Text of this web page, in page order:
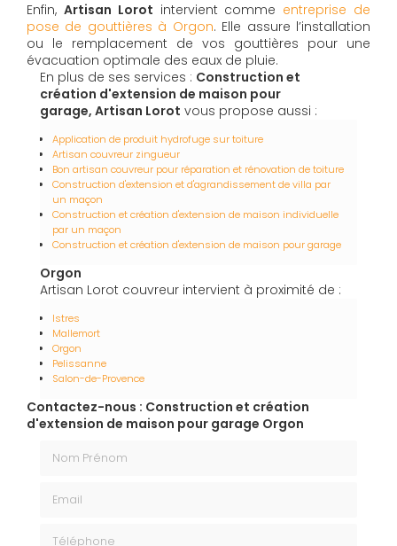
Enfin, Artisan Lorot intervient comme entreprise de
pose de gouttières à Orgon. Elle assure l’installation
ou le remplacement de vos gouttières pour une
évacuation optimale des eaux de pluie.
En plus de ses services : Construction et
création d'extension de maison pour
garage, Artisan Lorot vous propose aussi :
Application de produit hydrofuge sur toiture
Artisan couvreur zingueur
Bon artisan couvreur pour réparation et rénovation de toiture
Construction d'extension et d'agrandissement de villa par
un maçon
Construction et création d'extension de maison individuelle
par un maçon
Construction et création d'extension de maison pour garage
Orgon
Artisan Lorot couvreur intervient à proximité de :
Istres
Mallemort
Orgon
Pelissanne
Salon-de-Provence
Contactez-nous : Construction et création
d'extension de maison pour garage Orgon